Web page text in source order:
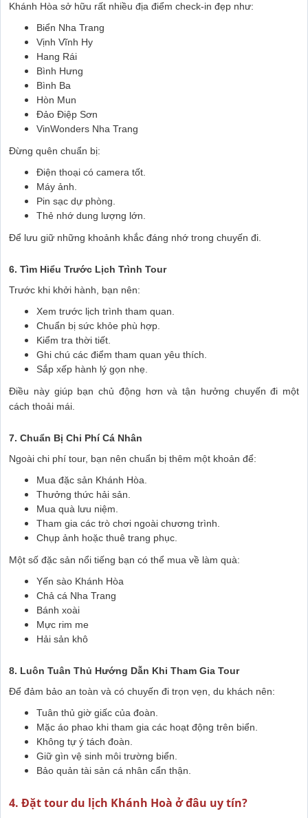
Khánh Hòa sở hữu rất nhiều địa điểm check-in đẹp như:
Biển Nha Trang
Vịnh Vĩnh Hy
Hang Rái
Bình Hưng
Bình Ba
Hòn Mun
Đảo Điệp Sơn
VinWonders Nha Trang
Đừng quên chuẩn bị:
Điện thoại có camera tốt.
Máy ảnh.
Pin sạc dự phòng.
Thẻ nhớ dung lượng lớn.
Để lưu giữ những khoảnh khắc đáng nhớ trong chuyến đi.
6. Tìm Hiểu Trước Lịch Trình Tour
Trước khi khởi hành, bạn nên:
Xem trước lịch trình tham quan.
Chuẩn bị sức khỏe phù hợp.
Kiểm tra thời tiết.
Ghi chú các điểm tham quan yêu thích.
Sắp xếp hành lý gọn nhẹ.
Điều này giúp bạn chủ động hơn và tận hưởng chuyến đi một
cách thoải mái.
7. Chuẩn Bị Chi Phí Cá Nhân
Ngoài chi phí tour, bạn nên chuẩn bị thêm một khoản để:
Mua đặc sản Khánh Hòa.
Thưởng thức hải sản.
Mua quà lưu niệm.
Tham gia các trò chơi ngoài chương trình.
Chụp ảnh hoặc thuê trang phục.
Một số đặc sản nổi tiếng bạn có thể mua về làm quà:
Yến sào Khánh Hòa
Chả cá Nha Trang
Bánh xoài
Mực rim me
Hải sản khô
8. Luôn Tuân Thủ Hướng Dẫn Khi Tham Gia Tour
Để đảm bảo an toàn và có chuyến đi trọn vẹn, du khách nên:
Tuân thủ giờ giấc của đoàn.
Mặc áo phao khi tham gia các hoạt động trên biển.
Không tự ý tách đoàn.
Giữ gìn vệ sinh môi trường biển.
Bảo quản tài sản cá nhân cẩn thận.
4. Đặt tour du lịch Khánh Hoà ở đâu uy tín?